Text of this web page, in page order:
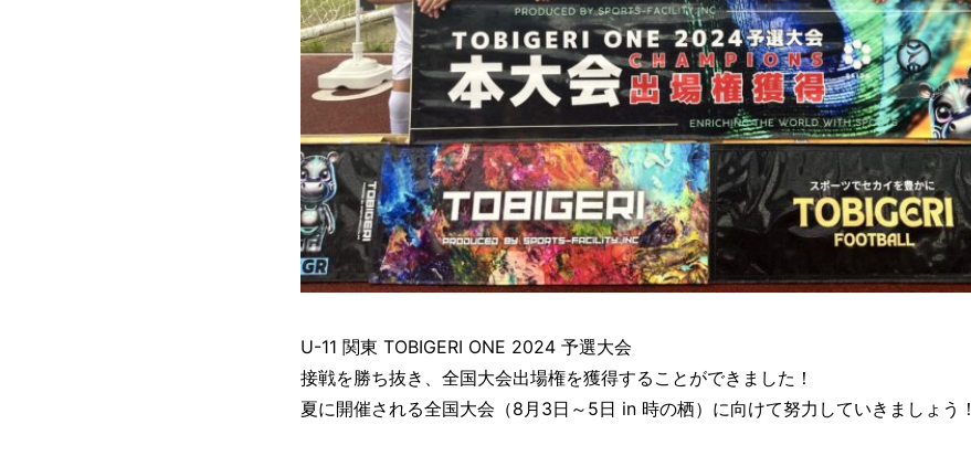
U-11 関東 TOBIGERI ONE 2024 予選大会
接戦を勝ち抜き、全国大会出場権を獲得することができました！
夏に開催される全国大会（8月3日～5日 in 時の栖）に向けて努力していきましょう！